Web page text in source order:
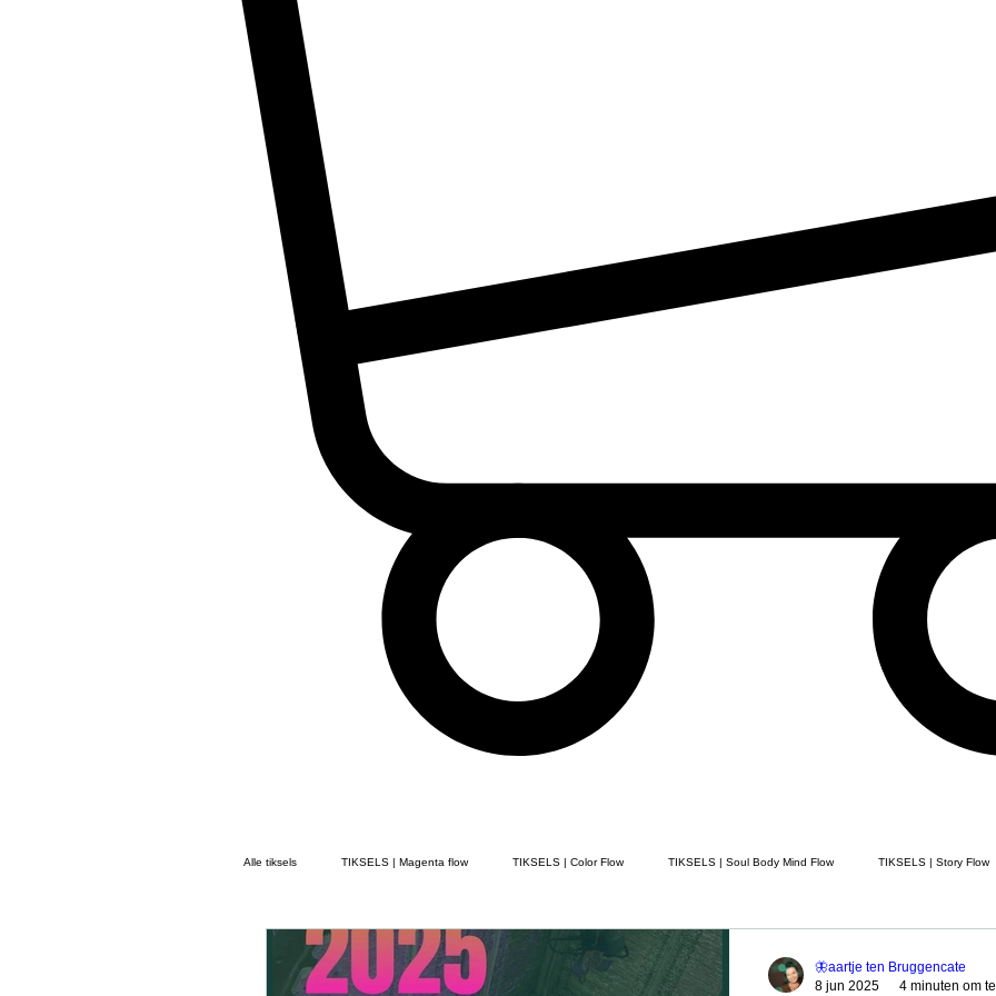
Alle tiksels TIKSELS | Magenta flow TIKSELS | Color Flow TIKSELS | Soul Body Mind Flow TIKSELS | Story Flow
TIKSELS | Gedichten Flow TIKSELS | Poem Flow TIKSELS | Song Flow
🦋aartje ten Bruggencate
8 jun 2025
4 minuten om